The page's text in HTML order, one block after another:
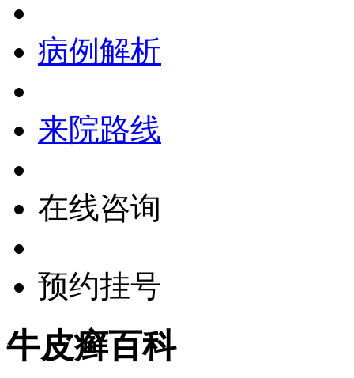
病例解析
来院路线
在线咨询
预约挂号
牛皮癣百科